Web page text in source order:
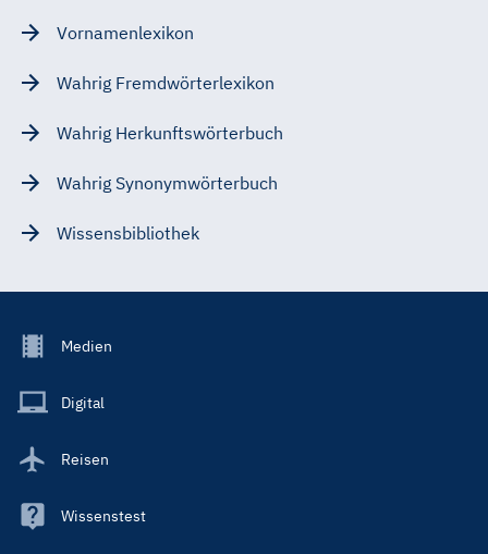
Vornamenlexikon
Wahrig Fremdwörterlexikon
Wahrig Herkunftswörterbuch
Wahrig Synonymwörterbuch
Wissensbibliothek
Footer
Main
Medien
Digital
Reisen
Wissenstest